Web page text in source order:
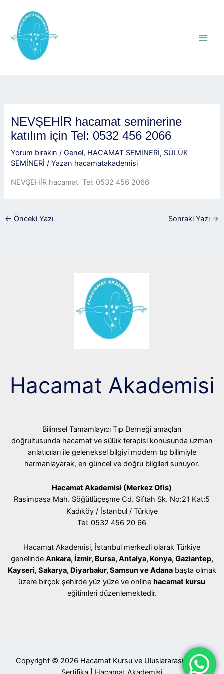
NEVŞEHİR hacamat seminerine
katılım için Tel: 0532 456 2066
Yorum bırakın /Genel, HACAMAT SEMİNERİ, SÜLÜK
SEMİNERİ / Yazan hacamatakademisi
NEVŞEHİR hacamat Tel: 0532 456 2066
← Önceki Yazı Sonraki Yazı →
Hacamat Akademisi
Bilimsel Tamamlayıcı Tıp Derneği amaçları
doğrultusunda hacamat ve sülük terapisi konusunda uzman
anlatıcıları ile geleneksel bilgiyi modern tıp bilimiyle
harmanlayarak, en güncel ve doğru bilgileri sunuyor.
Hacamat Akademisi (Merkez Ofis)
Rasimpaşa Mah. Söğütlüçeşme Cd. Siftah Sk. No:21 Kat:5
Kadıköy / İstanbul / Türkiye
Tel: 0532 456 20 66
Hacamat Akademisi, İstanbul merkezli olarak Türkiye
genelinde Ankara, İzmir, Bursa, Antalya, Konya, Gaziantep,
Kayseri, Sakarya, Diyarbakır, Samsun ve Adanabaşta olmak
üzere birçok şehirde yüz yüze ve online hacamat kursu
eğitimleri düzenlemektedir.
Copyright © 2026 Hacamat Kursu ve Uluslararası Geçerli